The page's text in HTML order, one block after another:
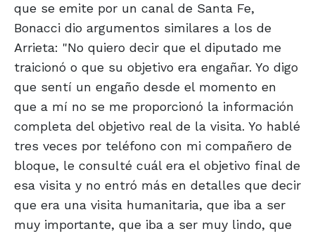
que se emite por un canal de Santa Fe,
Bonacci dio argumentos similares a los de
Arrieta: "No quiero decir que el diputado me
traicionó o que su objetivo era engañar. Yo digo
que sentí un engaño desde el momento en
que a mí no se me proporcionó la información
completa del objetivo real de la visita. Yo hablé
tres veces por teléfono con mi compañero de
bloque, le consulté cuál era el objetivo final de
esa visita y no entró más en detalles que decir
que era una visita humanitaria, que iba a ser
muy importante, que iba a ser muy lindo, que